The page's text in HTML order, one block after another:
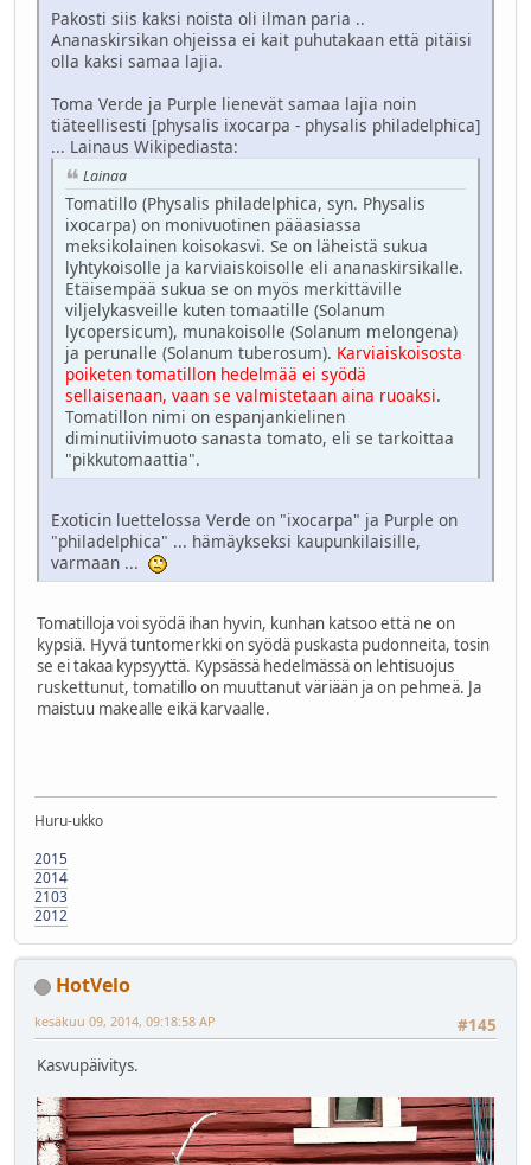
Pakosti siis kaksi noista oli ilman paria ..
Ananaskirsikan ohjeissa ei kait puhutakaan että pitäisi
olla kaksi samaa lajia.
Toma Verde ja Purple lienevät samaa lajia noin
tiäteellisesti [physalis ixocarpa - physalis philadelphica]
... Lainaus Wikipediasta:
Lainaa
Tomatillo (Physalis philadelphica, syn. Physalis
ixocarpa) on monivuotinen pääasiassa
meksikolainen koisokasvi. Se on läheistä sukua
lyhtykoisolle ja karviaiskoisolle eli ananaskirsikalle.
Etäisempää sukua se on myös merkittäville
viljelykasveille kuten tomaatille (Solanum
lycopersicum), munakoisolle (Solanum melongena)
ja perunalle (Solanum tuberosum). Karviaiskoisosta
poiketen tomatillon hedelmää ei syödä
sellaisenaan, vaan se valmistetaan aina ruoaksi.
Tomatillon nimi on espanjankielinen
diminutiivimuoto sanasta tomato, eli se tarkoittaa
"pikkutomaattia".
Exoticin luettelossa Verde on "ixocarpa" ja Purple on
"philadelphica" ... hämäykseksi kaupunkilaisille,
varmaan ...
Tomatilloja voi syödä ihan hyvin, kunhan katsoo että ne on
kypsiä. Hyvä tuntomerkki on syödä puskasta pudonneita, tosin
se ei takaa kypsyyttä. Kypsässä hedelmässä on lehtisuojus
ruskettunut, tomatillo on muuttanut väriään ja on pehmeä. Ja
maistuu makealle eikä karvaalle.
Huru-ukko
2015
2014
2103
2012
HotVelo
#145
kesäkuu 09, 2014, 09:18:58 AP
Kasvupäivitys.